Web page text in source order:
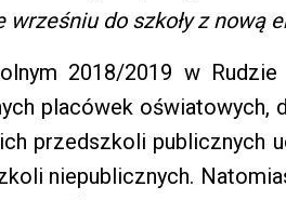
wrześniu do szkoły z nową
2018/2019 w Rudzie
placówek oświatowych,
przedszkoli publicznych
niepublicznych.